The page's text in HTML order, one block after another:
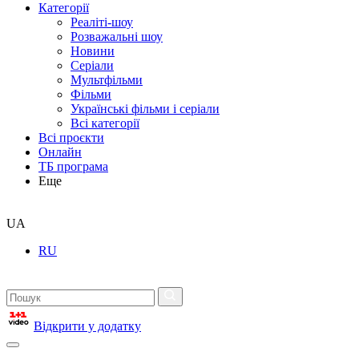
Категорії
Реаліті-шоу
Розважальні шоу
Новини
Серіали
Мультфільми
Фільми
Українські фільми і серіали
Всі категорії
Всі проєкти
Онлайн
ТБ програма
Еще
UA
RU
Відкрити у додатку